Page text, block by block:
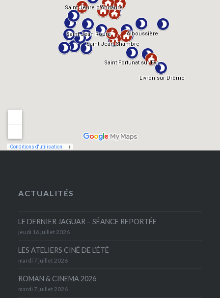
ACTUALITÉS
LE DERNIER JAGUAR – SÉANCE REPORTÉE
jeudi 16 juillet 2026
LES ATELIERS CINÉ DE L’ÉTÉ
mardi 7 juillet 2026
ROMAN & CINEMA 2026
mardi 7 juillet 2026